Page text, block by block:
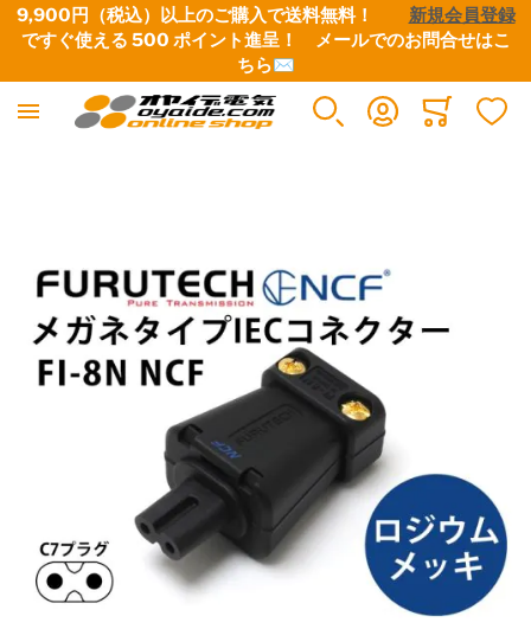
9,900円（税込）以上のご購入で送料無料！ 新規会員登録
ですぐ使える 500 ポイント進呈！ メールでのお問合せはこ
ちら✉